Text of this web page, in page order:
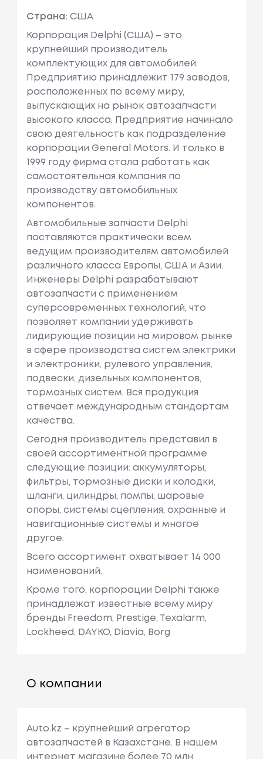
Страна: США
Корпорация Delphi (США) – это
крупнейший производитель
комплектующих для автомобилей.
Предприятию принадлежит 179 заводов,
расположенных по всему миру,
выпускающих на рынок автозапчасти
высокого класса. Предприятие начинало
свою деятельность как подразделение
корпорации General Motors. И только в
1999 году фирма стала работать как
самостоятельная компания по
производству автомобильных
компонентов.
Автомобильные запчасти Delphi
поставляются практически всем
ведущим производителям автомобилей
различного класса Европы, США и Азии.
Инженеры Delphi разрабатывают
автозапчасти с применением
суперсовременных технологий, что
позволяет компании удерживать
лидирующие позиции на мировом рынке
в сфере производства систем электрики
и электроники, рулевого управления,
подвески, дизельных компонентов,
тормозных систем. Вся продукция
отвечает международным стандартам
качества.
Сегодня производитель представил в
своей ассортиментной программе
следующие позиции: аккумуляторы,
фильтры, тормозные диски и колодки,
шланги, цилиндры, помпы, шаровые
опоры, системы сцепления, охранные и
навигационные системы и многое
другое.
Всего ассортимент охватывает 14 000
наименований.
Кроме того, корпорации Delphi также
принадлежат известные всему миру
бренды Freedom, Prestige, Texalarm,
Lockheed, DAYKO, Diavia, Borg
О компании
Auto.kz – крупнейший агрегатор
автозапчастей в Казахстане. В нашем
интернет магазине более 70 млн